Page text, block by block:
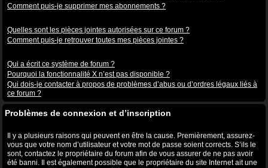
Comment puis-je supprimer mes abonnements ?
Quelles sont les pièces jointes autorisées sur ce forum ?
Comment puis-je retrouver toutes mes pièces jointes ?
Qui a écrit ce système de forum ?
Pourquoi la fonctionnalité X n’est pas disponible ?
Qui dois-je contacter à propos de problèmes d’abus ou d’ordres légaux liés à
ce forum ?
Problèmes de connexion et d’inscription
Il y a plusieurs raisons qui peuvent en être la cause. Premièrement, assurez-
vous que votre nom d’utilisateur et votre mot de passe soient corrects. S’ils le
sont, contactez le propriétaire du forum afin de vous assurer de ne pas avoir
été banni. Il est également possible que le propriétaire du site Internet ait une